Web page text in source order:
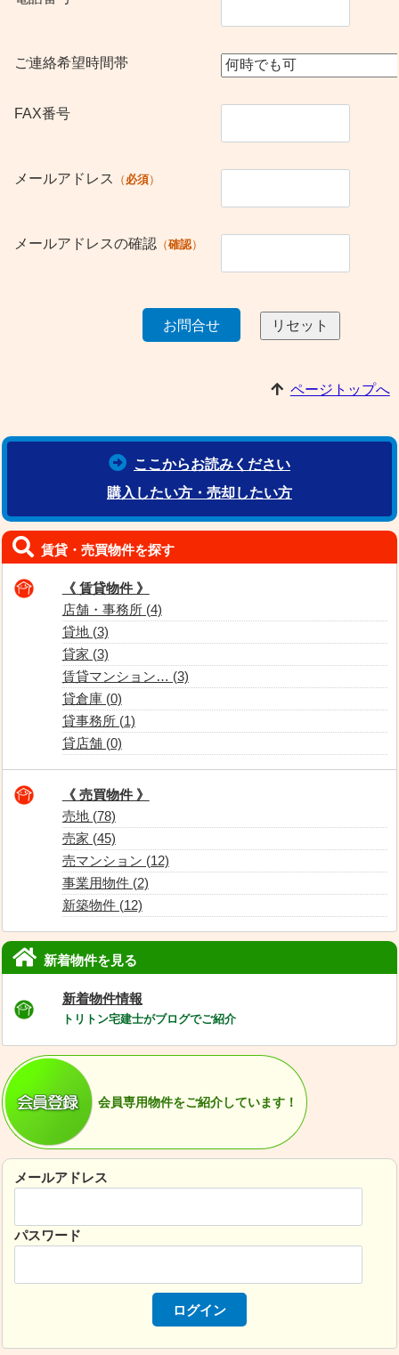
ご連絡希望時間帯
FAX番号
メールアドレス 必須
メールアドレスの確認 確認
ページトップへ
ここからお読みください
購入したい方・売却したい方
賃貸・売買物件を探す
《 賃貸物件 》
店舗・事務所 (4)
貸地 (3)
貸家 (3)
賃貸マンション… (3)
貸倉庫 (0)
貸事務所 (1)
貸店舗 (0)
《 売買物件 》
売地 (78)
売家 (45)
売マンション (12)
事業用物件 (2)
新築物件 (12)
新着物件を見る
新着物件情報
トリトン宅建士がブログでご紹介
会員専用物件をご紹介しています！
メールアドレス
パスワード